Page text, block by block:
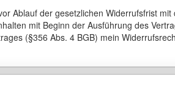
Ablauf der gesetzlichen Widerrufsfrist
mit Beginn der Ausführung des
(§356 Abs. 4 BGB) mein